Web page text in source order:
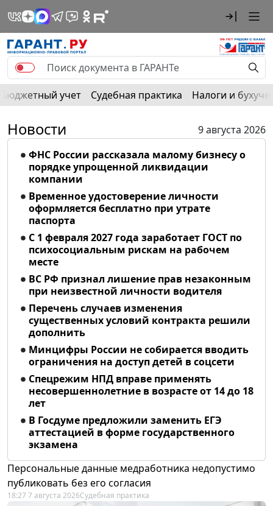
Бюджетный учет Судебная практика Налоги и
Новости
9 августа 2026
ФНС России рассказала малому бизнесу о
порядке упрощенной ликвидации
компании
Временное удостоверение личности
оформляется бесплатно при утрате
паспорта
С 1 февраля 2027 года заработает ГОСТ по
психосоциальным рискам на рабочем
месте
ВС РФ признал лишение прав незаконным
при неизвестной личности водителя
Перечень случаев изменения
существенных условий контракта решили
дополнить
Минцифры России не собирается вводить
ограничения на доступ детей в соцсети
Спецрежим НПД вправе применять
несовершеннолетние в возрасте от 14 до 18
лет
В Госдуме предложили заменить ЕГЭ
аттестацией в форме государственного
экзамена
Персональные данные медработника недопустимо
публиковать без его согласия
18:27 7 августа 2026Судебная практика